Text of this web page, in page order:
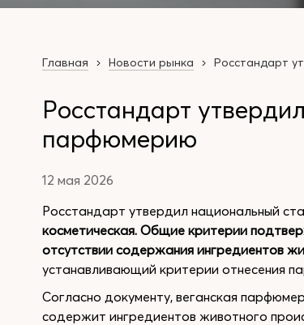
Главная Новости рынка Росстандарт
Росстандарт
парфюмерию
12 мая 2026
Росстандарт утвердил национальный
косметическая. Общие критерии
отсутствии содержания ингредиентов
устанавливающий критерии отнесения
Согласно документу, веганская
содержит ингредиентов животного